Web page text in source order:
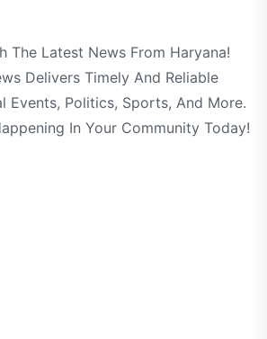
The Latest News From Haryana!
Delivers Timely And Reliable
Events, Politics, Sports, And More.
In Your Community Today!